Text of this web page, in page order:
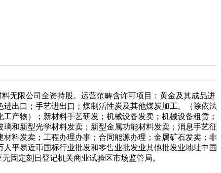
限公司全资持股。运营范畴含许可项目：黄金及其成品进
出口；手艺进出口；煤制活性炭及其他煤炭加工。（除依法
产物）；新材料手艺研发；机械设备发卖；机械设备租赁；
和新型光学材料发卖；新型金属功能材料发卖；消息手艺征
料发卖；工程办理办事；合同能源办理；金属矿石发卖；非
平易近币国标行业批发和零售业批发业其他批发业地址中国
固定刻日登记机关商业试验区市场监管局。